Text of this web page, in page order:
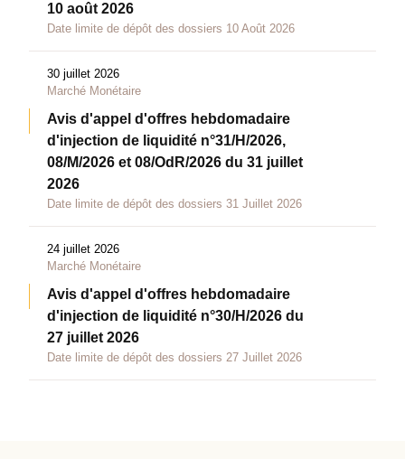
10 août 2026
Date limite de dépôt des dossiers 10 Août 2026
30 juillet 2026
Marché Monétaire
Avis d'appel d'offres hebdomadaire
d'injection de liquidité n°31/H/2026,
08/M/2026 et 08/OdR/2026 du 31 juillet
2026
Date limite de dépôt des dossiers 31 Juillet 2026
24 juillet 2026
Marché Monétaire
Avis d'appel d'offres hebdomadaire
d'injection de liquidité n°30/H/2026 du
27 juillet 2026
Date limite de dépôt des dossiers 27 Juillet 2026